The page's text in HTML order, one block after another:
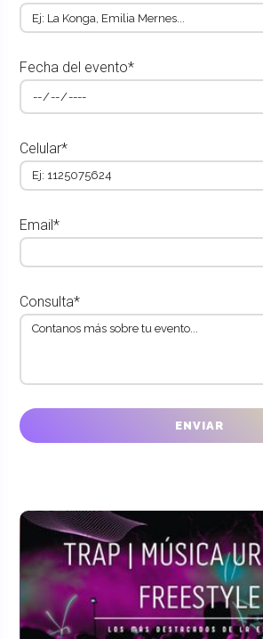
Fecha del evento*
Celular*
Email*
Consulta*